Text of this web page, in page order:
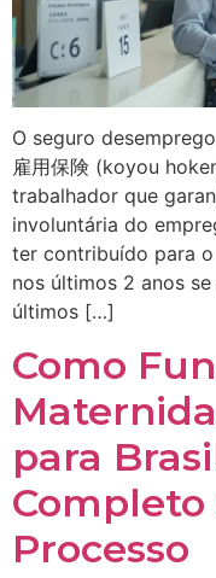
O seguro
雇用保険 (koyou
trabalhador que
involuntária do
ter contribuído para
nos últimos 2 anos
últimos […]
Como
para
Processo